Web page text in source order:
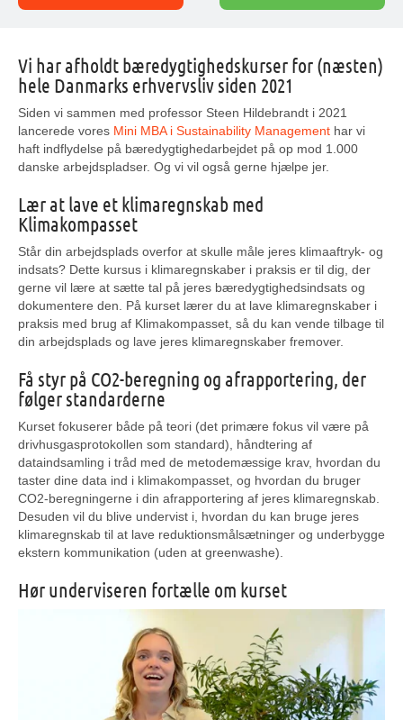
Vi har afholdt bæredygtighedskurser for (næsten)
hele Danmarks erhvervsliv siden 2021
Siden vi sammen med professor Steen Hildebrandt i 2021
lancerede vores Mini MBA i Sustainability Management har vi
haft indflydelse på bæredygtighedarbejdet på op mod 1.000
danske arbejdspladser. Og vi vil også gerne hjælpe jer.
Lær at lave et klimaregnskab med
Klimakompasset
Står din arbejdsplads overfor at skulle måle jeres klimaaftryk- og
indsats? Dette kursus i klimaregnskaber i praksis er til dig, der
gerne vil lære at sætte tal på jeres bæredygtighedsindsats og
dokumentere den. På kurset lærer du at lave klimaregnskaber i
praksis med brug af Klimakompasset, så du kan vende tilbage til
din arbejdsplads og lave jeres klimaregnskaber fremover.
Få styr på CO2-beregning og afrapportering, der
følger standarderne
Kurset fokuserer både på teori (det primære fokus vil være på
drivhusgasprotokollen som standard), håndtering af
dataindsamling i tråd med de metodemæssige krav, hvordan du
taster dine data ind i klimakompasset, og hvordan du bruger
CO2-beregningerne i din afrapportering af jeres klimaregnskab.
Desuden vil du blive undervist i, hvordan du kan bruge jeres
klimaregnskab til at lave reduktionsmålsætninger og underbygge
ekstern kommunikation (uden at greenwashe).
Hør underviseren fortælle om kurset